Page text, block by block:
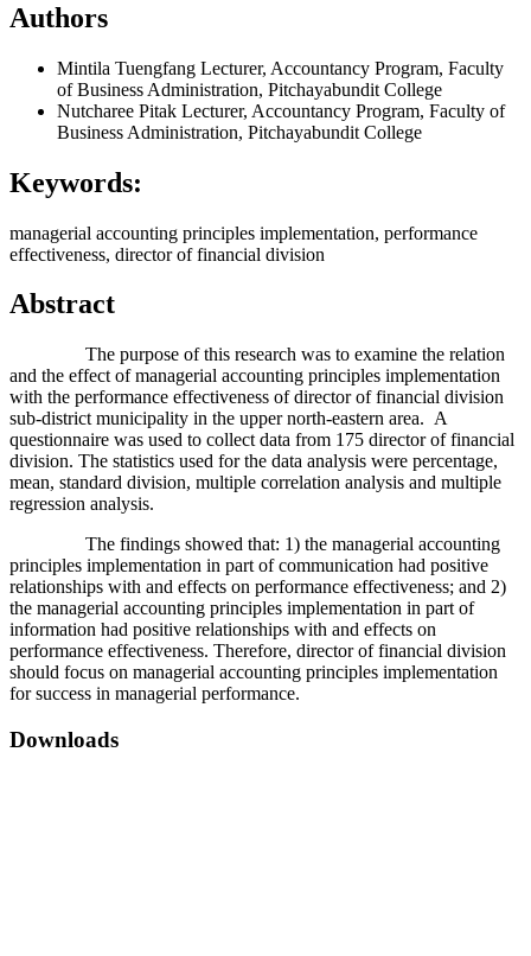
Authors
Mintila Tuengfang Lecturer, Accountancy Program, Faculty
of Business Administration, Pitchayabundit College
Nutcharee Pitak Lecturer, Accountancy Program, Faculty of
Business Administration, Pitchayabundit College
Keywords:
managerial accounting principles implementation, performance
effectiveness, director of financial division
Abstract
The purpose of this research was to examine the relation
and the effect of managerial accounting principles implementation
with the performance effectiveness of director of financial division
sub-district municipality in the upper north-eastern area. A
questionnaire was used to collect data from 175 director of financial
division. The statistics used for the data analysis were percentage,
mean, standard division, multiple correlation analysis and multiple
regression analysis.
The findings showed that: 1) the managerial accounting
principles implementation in part of communication had positive
relationships with and effects on performance effectiveness; and 2)
the managerial accounting principles implementation in part of
information had positive relationships with and effects on
performance effectiveness. Therefore, director of financial division
should focus on managerial accounting principles implementation
for success in managerial performance.
Downloads